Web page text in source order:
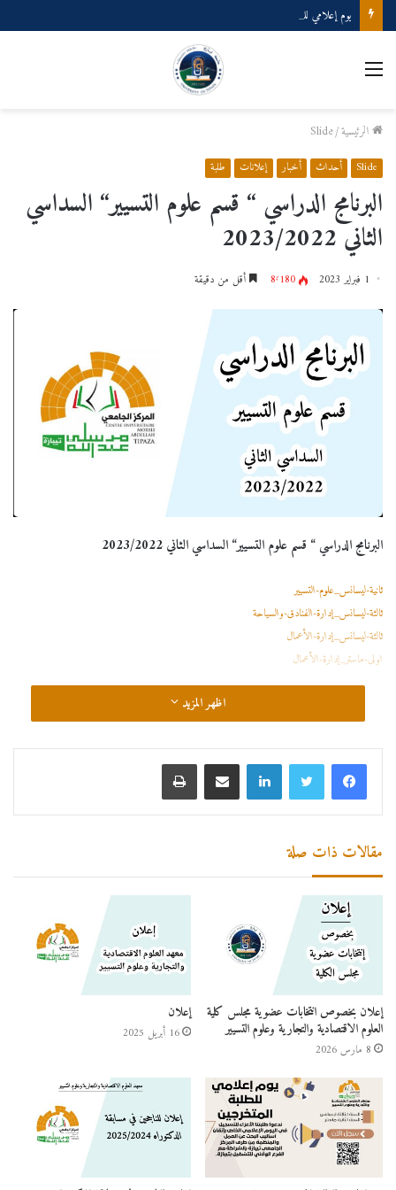
يوم إعلامي للطلبة المتخرجين دفعة 2025
القائمة
الرئيسية/
Slide
Slide أحداث أخبار إعلانات طلبة
البرنامج الدراسي “ قسم علوم التسيير“ السداسي
الثاني 2023/2022
1 فبراير 2023 8٬180 أقل من دقيقة
البرنامج الدراسي “ قسم علوم التسيير“ السداسي الثاني 2023/2022
ثانية-ليسانس_علوم-التسيير
ثالثة-ليسانس_إدارة-الفنادق-والسياحة
ثالثة-ليسانس_إدارة-الأعمال
اولى-ماستر_إدارة-الأعمال
اظهر المزيد
لينكدإن مشاركة عبر البريد طباعة
مقالات ذات صلة
إعلان بخصوص انتخابات عضوية مجلس كلية
العلوم الاقتصادية والتجارية وعلوم التسيير
8 مارس 2026
إعلان
16 أبريل 2025